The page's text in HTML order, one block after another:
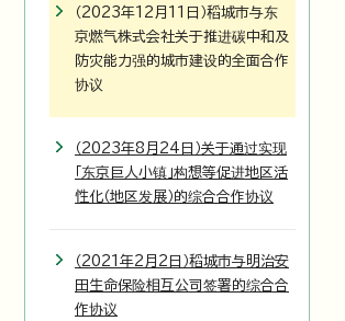
（2023年12月11日）稻城市与东
京燃气株式会社关于推进碳中和及
防灾能力强的城市建设的全面合作
协议
（2023年8月24日）关于通过实现
「东京巨人小镇」构想等促进地区活
性化（地区发展）的综合合作协议
（2021年2月2日）稻城市与明治安
田生命保险相互公司签署的综合合
作协议